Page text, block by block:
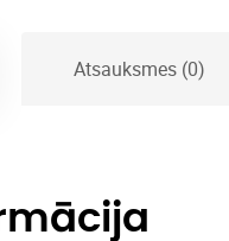
Atsauksmes (0)